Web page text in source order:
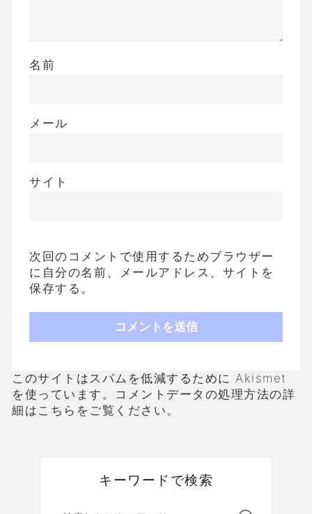
名前
メール
サイト
次回のコメントで使用するためブラウザー
に自分の名前、メールアドレス、サイトを
保存する。
このサイトはスパムを低減するために Akismet
を使っています。 コメントデータの処理方法の詳
細はこちらをご覧ください。
キーワードで検索